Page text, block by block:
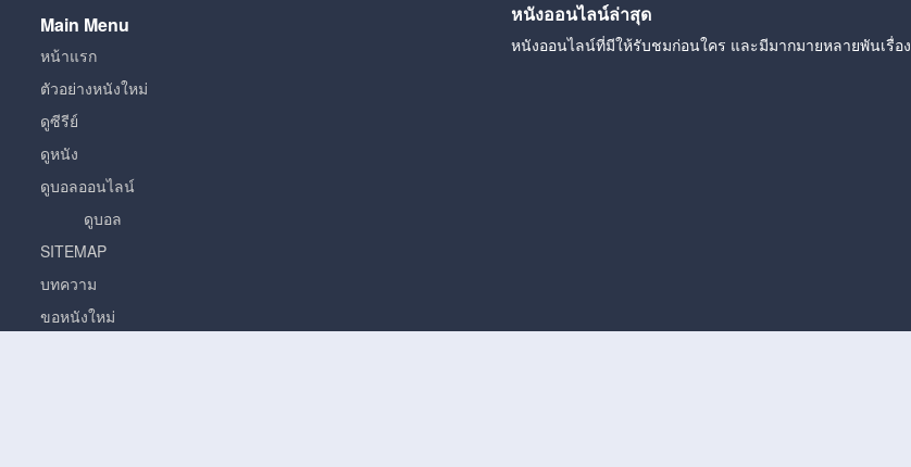
Main Menu
หน้าแรก
ตัวอย่างหนังใหม่
ดูซีรีย์
ดูหนัง
ดูบอลออนไลน์
ดูบอล
SITEMAP
บทความ
ขอหนังใหม่
หนังออนไลน์ล่าสุด
หนังออนไลน์ที่มีให้รับชมก่อนใคร และมีมากมายหลายพันเรื่อง